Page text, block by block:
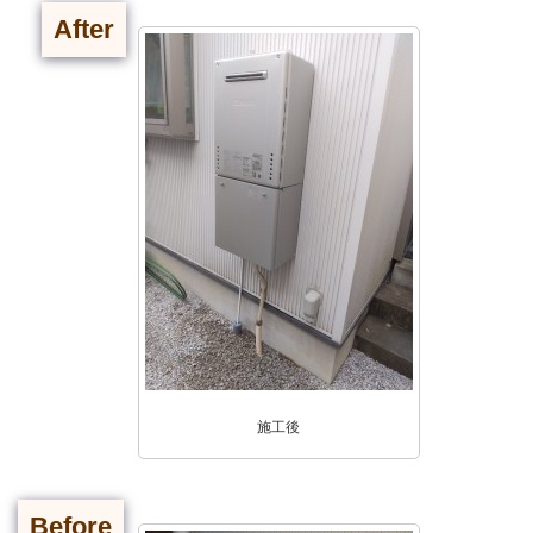
After
施工後
Before